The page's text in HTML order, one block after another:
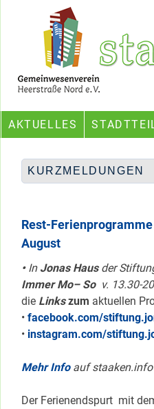
Ein Projekt des
AKTUELLES
KURZMELDUNGEN
Rest-
August
•InJonas Hausder
Immer Mo– So v. 13.30-
die Linkszum aktuellen
• facebook.com/
• instagram.com/
Mehr Infoauf staaken.info
Der Ferienendspurt mit